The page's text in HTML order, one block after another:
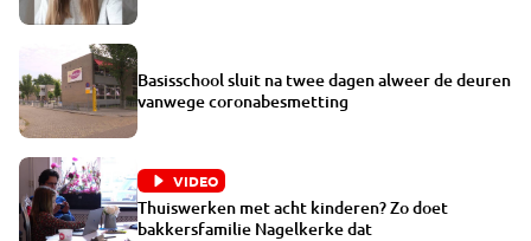
Basisschool sluit na twee dagen alweer de deuren
vanwege coronabesmetting
VIDEO
Thuiswerken met acht kinderen? Zo doet
bakkersfamilie Nagelkerke dat